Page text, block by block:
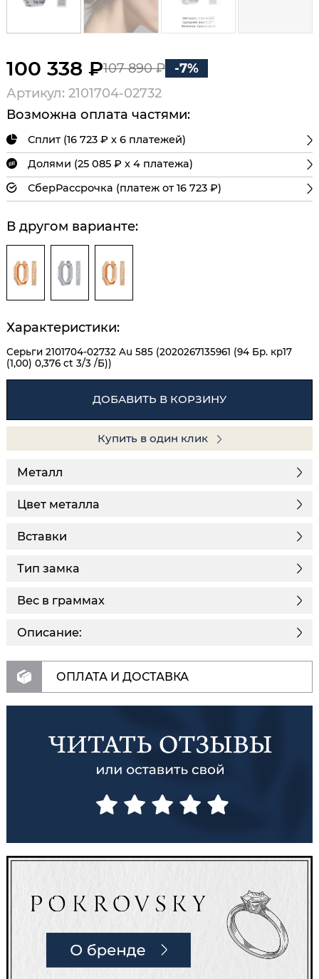
100 338 ₽107 890 ₽
-7%
Артикул: 2101704-02732
Возможна оплата частями:
Сплит (16 723 ₽ х 6 платежей)
Долями (25 085 ₽ х 4 платежа)
СберРассрочка (платеж от 16 723 ₽)
В другом варианте:
Характеристики:
Серьги 2101704-02732 Au 585 (2020267135961 (94 Бр. кр17
(1,00) 0,376 ct 3/3 /Б))
ДОБАВИТЬ В КОРЗИНУ
Купить в один клик
Металл
Цвет металла
Вставки
Тип замка
Описание:
Вес в граммах
ОПЛАТА И ДОСТАВКА